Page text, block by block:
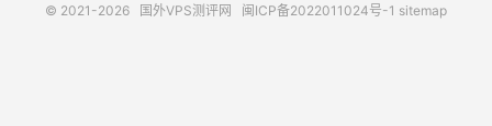
© 2021-2026 国外VPS测评网 闽ICP备2022011024号-1 sitemap